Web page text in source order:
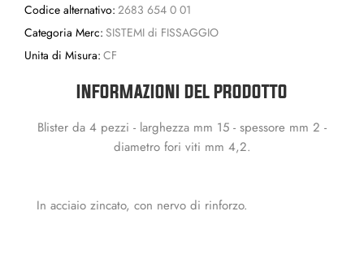
Codice alternativo: 2683 654 0 01
Categoria Merc: SISTEMI di FISSAGGIO
Unita di Misura: CF
INFORMAZIONI DEL PRODOTTO
Blister da 4 pezzi - larghezza mm 15 - spessore mm 2 -
diametro fori viti mm 4,2.
In acciaio zincato, con nervo di rinforzo.